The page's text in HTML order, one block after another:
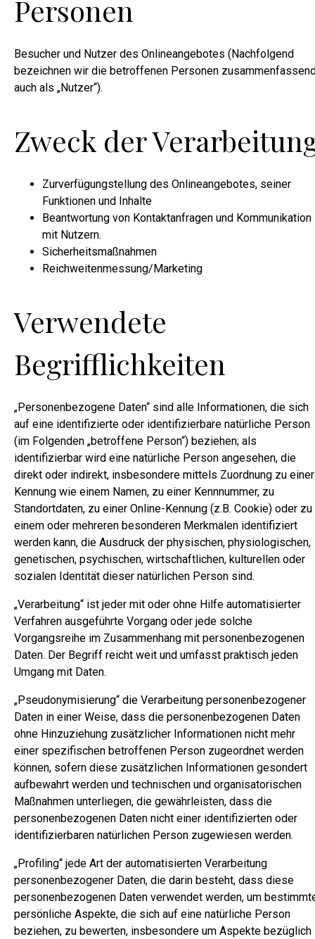
Personen
Besucher und Nutzer des Onlineangebotes (Nachfolgend
bezeichnen wir die betroffenen Personen
auch als „Nutzer“).
Zweck der
Zurverfügungstellung des Onlineangebotes, seiner
Funktionen und Inhalte
Beantwortung von Kontaktanfragen und Kommunikation
mit Nutzern.
Sicherheitsmaßnahmen
Reichweitenmessung/Marketing
Verwendete
Begrifflichkeiten
„Personenbezogene Daten“ sind alle Informationen, die sich
auf eine identifizierte oder identifizierbare natürliche Person
(im Folgenden „betroffene Person“) beziehen; als
identifizierbar wird eine natürliche Person angesehen, die
direkt oder indirekt, insbesondere mittels Zuordnung zu einer
Kennung wie einem Namen, zu einer Kennnummer, zu
Standortdaten, zu einer Online-Kennung (z.B. Cookie) oder zu
einem oder mehreren besonderen Merkmalen identifiziert
werden kann, die Ausdruck der physischen, physiologischen,
genetischen, psychischen, wirtschaftlichen, kulturellen oder
sozialen Identität dieser natürlichen Person sind.
„Verarbeitung“ ist jeder mit oder ohne Hilfe automatisierter
Verfahren ausgeführte Vorgang oder jede solche
Vorgangsreihe im Zusammenhang mit personenbezogenen
Daten. Der Begriff reicht weit und umfasst praktisch jeden
Umgang mit Daten.
„Pseudonymisierung“ die Verarbeitung personenbezogener
Daten in einer Weise, dass die personenbezogenen Daten
ohne Hinzuziehung zusätzlicher Informationen nicht mehr
einer spezifischen betroffenen Person zugeordnet werden
können, sofern diese zusätzlichen Informationen gesondert
aufbewahrt werden und technischen und organisatorischen
Maßnahmen unterliegen, die gewährleisten, dass die
personenbezogenen Daten nicht einer identifizierten oder
identifizierbaren natürlichen Person zugewiesen werden.
„Profiling“ jede Art der automatisierten Verarbeitung
personenbezogener Daten, die darin besteht, dass diese
personenbezogenen Daten verwendet werden, um
persönliche Aspekte, die sich auf eine natürliche Person
beziehen, zu bewerten, insbesondere um Aspekte bezüglich